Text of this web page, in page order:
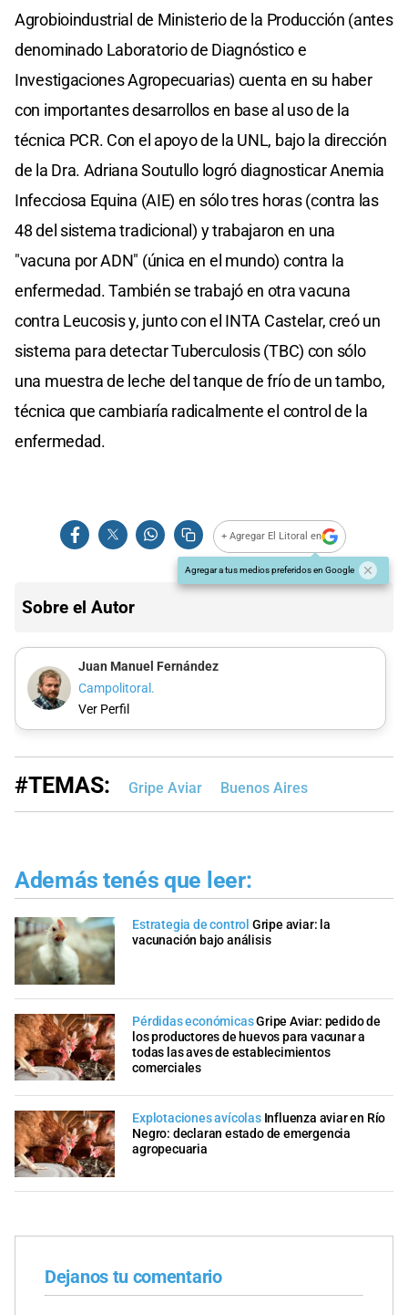
Agrobioindustrial de Ministerio de la Producción (antes
denominado Laboratorio de Diagnóstico e
Investigaciones Agropecuarias) cuenta en su haber
con importantes desarrollos en base al uso de la
técnica PCR. Con el apoyo de la UNL, bajo la dirección
de la Dra. Adriana Soutullo logró diagnosticar Anemia
Infecciosa Equina (AIE) en sólo tres horas (contra las
48 del sistema tradicional) y trabajaron en una
"vacuna por ADN" (única en el mundo) contra la
enfermedad. También se trabajó en otra vacuna
contra Leucosis y, junto con el INTA Castelar, creó un
sistema para detectar Tuberculosis (TBC) con sólo
una muestra de leche del tanque de frío de un tambo,
técnica que cambiaría radicalmente el control de la
enfermedad.
+ Agregar El Litoral en
Agregar a tus medios preferidos en Google
Sobre el Autor
Juan Manuel Fernández
Campolitoral.
Ver Perfil
#TEMAS: Gripe Aviar Buenos Aires
Además tenés que leer:
Estrategia de control Gripe aviar: la
vacunación bajo análisis
Pérdidas económicasGripe Aviar: pedido de
los productores de huevos para vacunar a
todas las aves de establecimientos
comerciales
Explotaciones avícolas Influenza aviar en Río
Negro: declaran estado de emergencia
agropecuaria
Dejanos tu comentario